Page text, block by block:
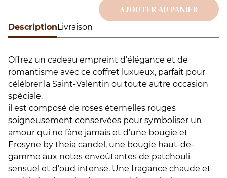
DescriptionLivraison
Offrez un cadeau empreint d’élégance et de
romantisme avec ce coffret luxueux, parfait pour
célébrer la Saint-Valentin ou toute autre occasion
spéciale.
il est composé de roses éternelles rouges
soigneusement conservées pour symboliser un
amour qui ne fâne jamais et d’une bougie et
Erosyne by theia candel, une bougie haut-de-
gamme aux notes envoûtantes de patchouli
sensuel et d’oud intense. Une fragance chaude et
AJOUTER AU PANIER
Alternative: